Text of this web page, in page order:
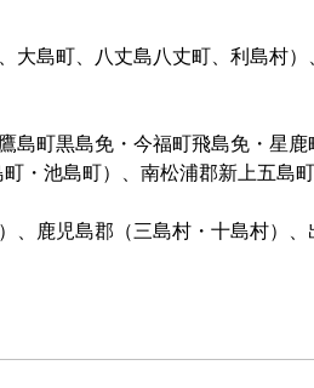
大島町、八丈島八丈町、利島村）
島町黒島免・今福町飛島免・星
・池島町）、南松浦郡新上五島
、鹿児島郡（三島村・十島村）、